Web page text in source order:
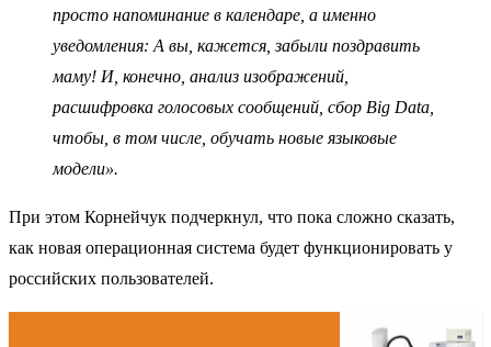
просто напоминание в календаре, а именно
уведомления: А вы, кажется, забыли поздравить
маму! И, конечно, анализ изображений,
расшифровка голосовых сообщений, сбор Big Data,
чтобы, в том числе, обучать новые языковые
модели».
При этом Корнейчук подчеркнул, что пока сложно сказать,
как новая операционная система будет функционировать у
российских пользователей.